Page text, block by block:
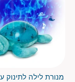
מנורת לילה לתינוק